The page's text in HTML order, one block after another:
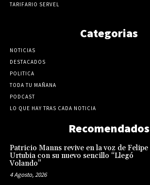
TARIFARIO SERVEL
Categorias
NOTICIAS
DESTACADOS
POLITICA
TODA TU MAÑANA
PODCAST
LO QUE HAY TRAS CADA NOTICIA
Recomendados
Patricio Manns revive en la voz de Felipe
Urtubia con su nuevo sencillo “Llegó
Volando”
4 Agosto, 2026